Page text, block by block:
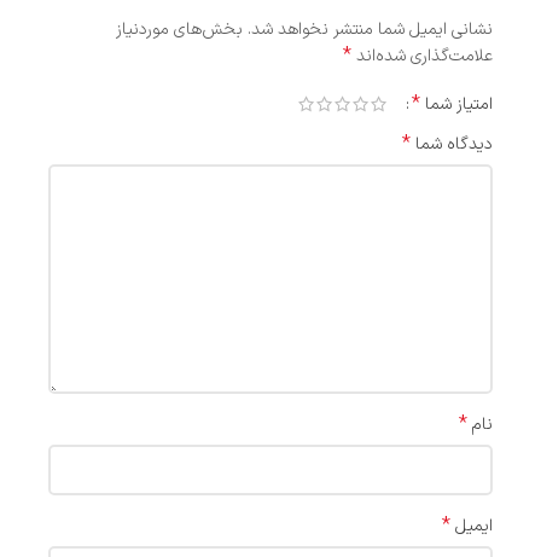
نشانی ایمیل شما منتشر نخواهد شد. بخش‌های موردنیاز
علامت‌گذاری شده‌اند*
امتیاز شما *
دیدگاه شما *
نام*
ایمیل*